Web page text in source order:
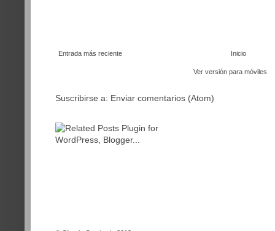
Entrada más reciente Inicio
Ver versión para móviles
Suscribirse a: Enviar comentarios (Atom)